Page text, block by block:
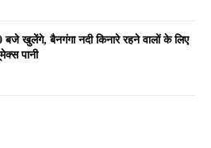
खुलेंगे, बैनगंगा नदी किनारे रहने वालों के लिए
पानी